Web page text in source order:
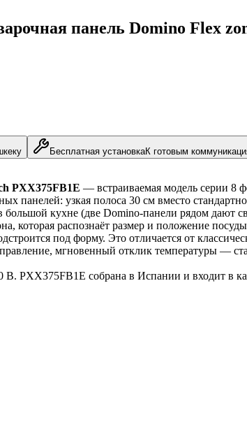
панель Domino Flex
Бесплатная установкаК готовым
PXX375FB1E — встраиваемая модель серии 8
панелей: узкая полоса 30 см вместо
кухне (две Domino-панели рядом дают
которая распознаёт размер и положение
под форму. Это отличается от
мгновенный отклик температуры —
В. PXX375FB1E собрана в Испании и входит в